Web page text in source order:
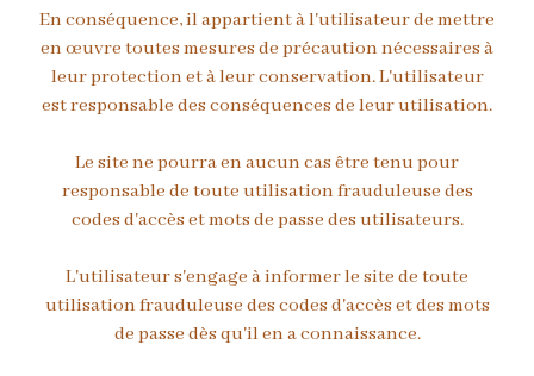
En conséquence, il appartient à l'utilisateur de mettre
en œuvre toutes mesures de précaution nécessaires à
leur protection et à leur conservation. L'utilisateur
est responsable des conséquences de leur utilisation.
Le site ne pourra en aucun cas être tenu pour
responsable de toute utilisation frauduleuse des
codes d'accès et mots de passe des utilisateurs.
L'utilisateur s'engage à informer le site de toute
utilisation frauduleuse des codes d'accès et des mots
de passe dès qu'il en a connaissance.